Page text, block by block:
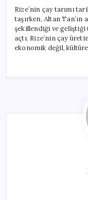
Rize’nin çay tarımı
taşırken, Altan Tan’ın
şekillendiği ve
açtı. Rize’nin çay
ekonomik değil,